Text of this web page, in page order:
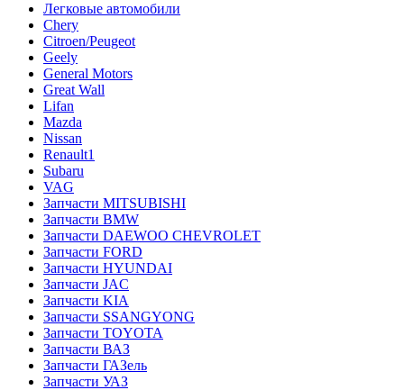
Легковые автомобили
Chery
Citroen/Peugeot
Geely
General Motors
Great Wall
Lifan
Mazda
Nissan
Renault1
Subaru
VAG
Запчасти MITSUBISHI
Запчасти BMW
Запчасти DAEWOO CHEVROLET
Запчасти FORD
Запчасти HYUNDAI
Запчасти JAC
Запчасти KIA
Запчасти SSANGYONG
Запчасти TOYOTA
Запчасти ВАЗ
Запчасти ГАЗель
Запчасти УАЗ